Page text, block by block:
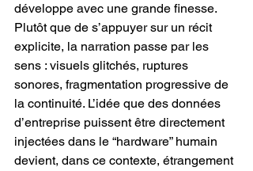
développe avec une grande finesse.
Plutôt que de s’appuyer sur un récit
explicite, la narration passe par les
sens : visuels glitchés, ruptures
sonores, fragmentation progressive de
la continuité. L’idée que des données
d’entreprise puissent être directement
injectées dans le “hardware” humain
devient, dans ce contexte, étrangement